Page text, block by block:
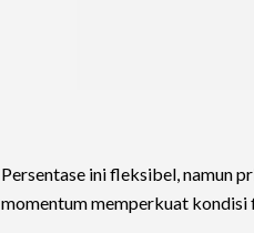
Persentase ini fleksibel, namun
momentum memperkuat kondisi